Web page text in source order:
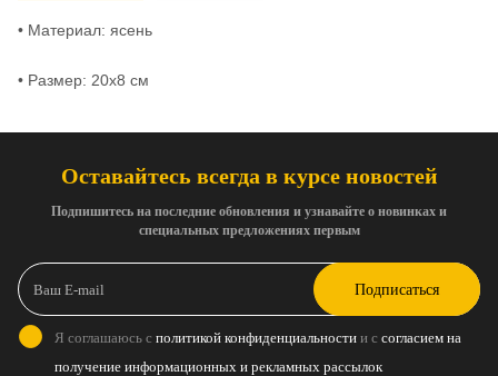
• Материал: ясень
• Размер: 20х8 см
Оставайтесь всегда в курсе новостей
Подпишитесь на последние обновления и узнавайте о новинках и
специальных предложениях первым
Подписаться
Я соглашаюсь с политикой конфиденциальности и с согласием на
получение информационных и рекламных рассылок